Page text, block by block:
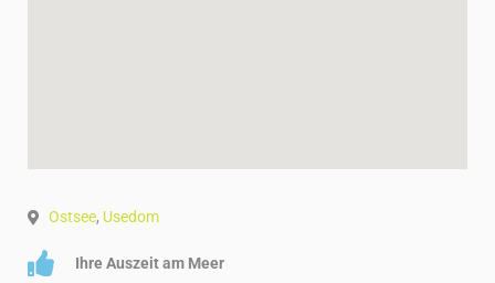
Ostsee, Usedom
Ihre Auszeit am Meer